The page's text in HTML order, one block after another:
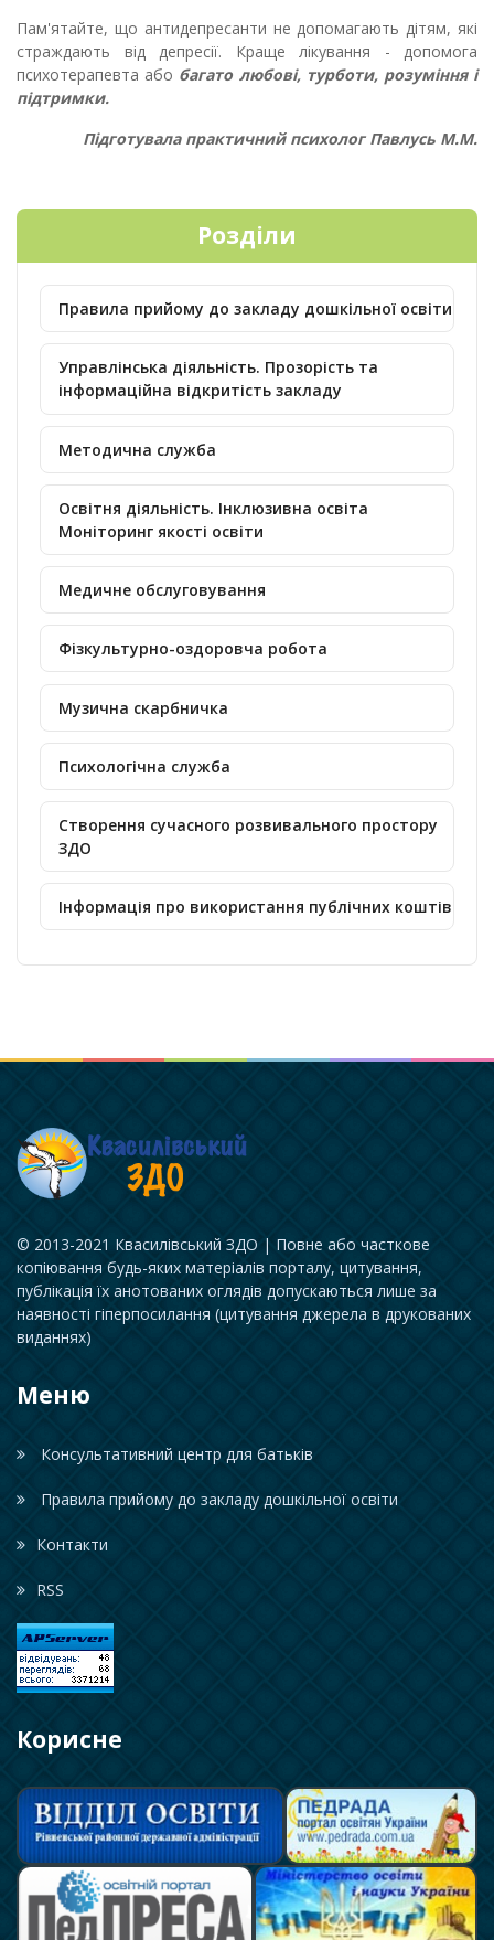
Пам'ятайте, що антидепресанти не допомагають дітям, які
страждають від депресії. Краще лікування - допомога
психотерапевта або багато любові, турботи, розуміння і
підтримки.
Підготувала практичний психолог Павлусь М.М.
Розділи
Правила прийому до закладу дошкільної освіти
Управлінська діяльність. Прозорість та
інформаційна відкритість закладу
Методична служба
Освітня діяльність. Інклюзивна освіта
Моніторинг якості освіти
Медичне обслуговування
Фізкультурно-оздоровча робота
Музична скарбничка
Психологічна служба
Створення сучасного розвивального простору
ЗДО
Інформація про використання публічних коштів
© 2013-2021 Квасилівський ЗДО | Повне або часткове
копіювання будь-яких матеріалів порталу, цитування,
публікація їх анотованих оглядів допускаються лише за
наявності гіперпосилання (цитування джерела в друкованих
виданнях)
Меню
Консультативний центр для батьків
Правила прийому до закладу дошкільної освіти
Контакти
RSS
Корисне